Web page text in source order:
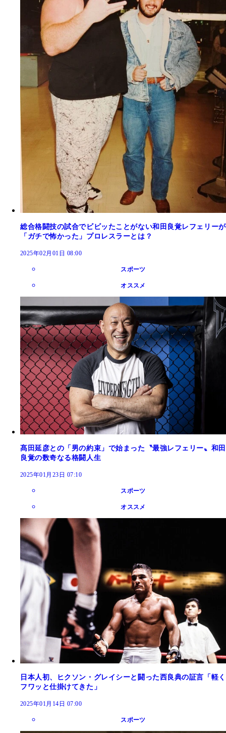
総合格闘技の試合でビビッたことがない和田良覚レフェリーが
「ガチで怖かった」プロレスラーとは？
2025年02月01日 08:00
スポーツ
オススメ
髙田延彦との「男の約束」で始まった〝最強レフェリー〟和田
良覚の数奇なる格闘人生
2025年01月23日 07:10
スポーツ
オススメ
日本人初、ヒクソン・グレイシーと闘った西良典の証言「軽く
フワッと仕掛けてきた」
2025年01月14日 07:00
スポーツ